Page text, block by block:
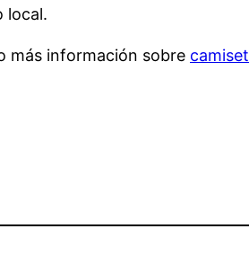
local.
más información sobre